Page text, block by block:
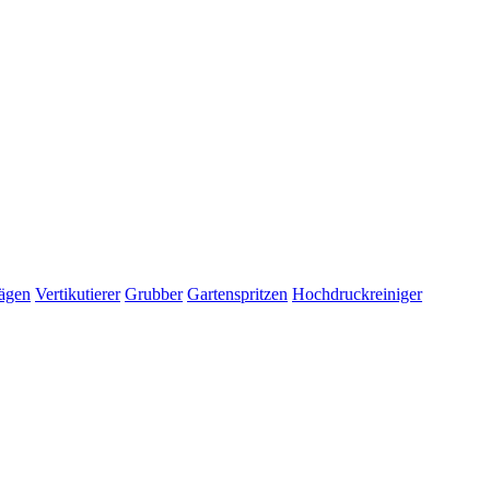
Vertikutierer Grubber Gartenspritzen Hochdruckreiniger